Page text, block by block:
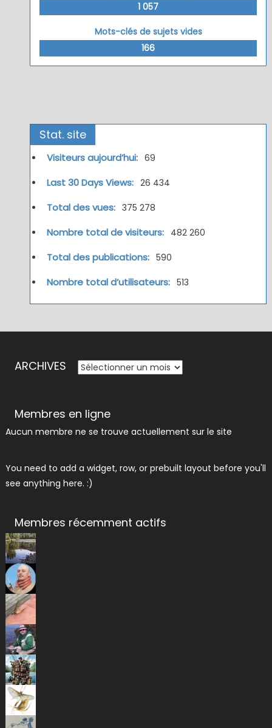
1 057
Mots-clés de sujets vides
166
Stat. site
Visiteurs aujourd’hui: 69
Last 30 Days Views: 26 434
Total des vues: 375 278
Nombre total de visiteurs: 482 260
Total des publications: 590
Nombre total d’utilisateurs: 513
ARCHIVES ARCHIVES
Membres en ligne
Aucun membre ne se trouve actuellement sur le site
You need to add a widget, row, or prebuilt layout before you'll
see anything here. :)
Membres récemment actifs